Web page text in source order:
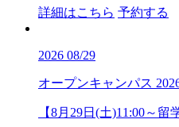
詳細はこちら 予約する
2026 08/29
オープンキャンパス
【8月29日(土)11:00～留